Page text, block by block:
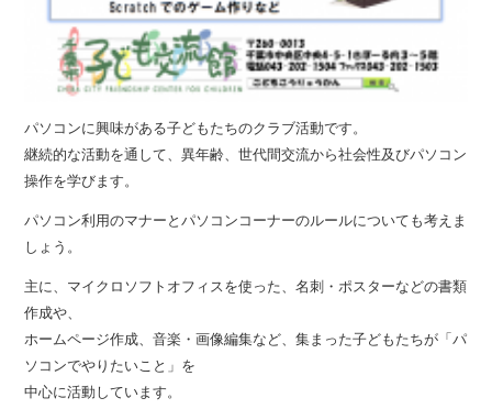
パソコンに興味がある子どもたちのクラブ活動です。
継続的な活動を通して、異年齢、世代間交流から社会性及びパソコン
操作を学びます。
パソコン利用のマナーとパソコンコーナーのルールについても考えま
しょう。
主に、マイクロソフトオフィスを使った、名刺・ポスターなどの書類
作成や、
ホームページ作成、音楽・画像編集など、集まった子どもたちが「パ
ソコンでやりたいこと」を
中心に活動しています。